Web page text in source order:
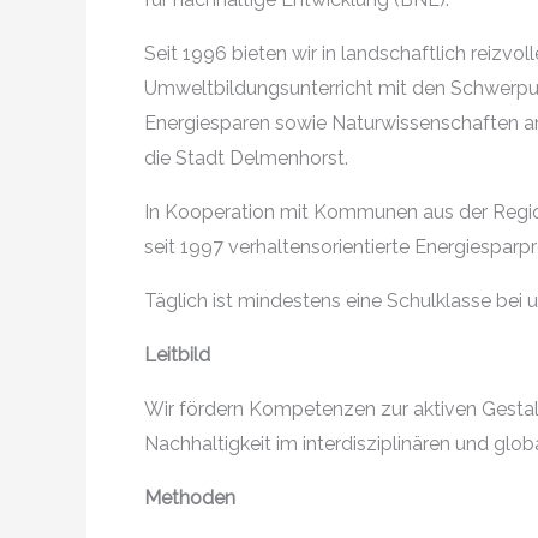
Seit 1996 bieten wir in landschaftlich
Umweltbildungsunterricht mit den
Energiesparen sowie Naturwissenschaften
die Stadt Delmenhorst.
In Kooperation mit Kommunen aus der
seit 1997 verhaltensorientierte
Täglich ist mindestens eine Schulklasse
Leitbild
Wir fördern Kompetenzen zur aktiven
Nachhaltigkeit im interdisziplinären und
Methoden